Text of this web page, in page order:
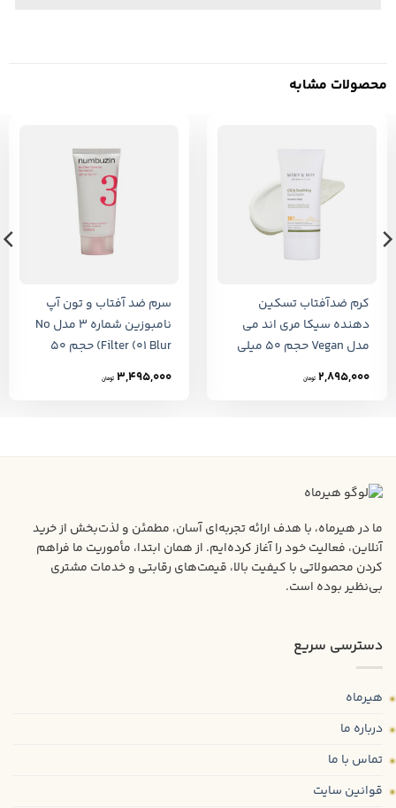
محصولات مشابه
کرم ضدآفتاب تسکین
دهنده سیکا مری اند می
مدل Vegan حجم 50 میلی
2,895,000 تومان
سرم ضد آفتاب و تون آپ
نامبوزین شماره ۳ مدل No
Filter (01 Blur) حجم ۵۰
میلی لیتر
3,495,000 تومان
ما در هیرماه، با هدف ارائه تجربه‌ای آسان، مطمئن و لذت‌بخش از خرید
آنلاین، فعالیت خود را آغاز کرده‌ایم. از همان ابتدا، مأموریت ما فراهم
کردن محصولاتی با کیفیت بالا، قیمت‌های رقابتی و خدمات مشتری
بی‌نظیر بوده است.
دسترسی سریع
هیرماه
درباره ما
تماس با ما
قوانین سایت